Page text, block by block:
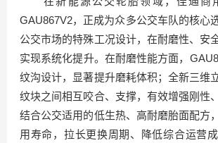
GAU867V2，正成为众多公交车队的核心
公交市场的特殊工况设计，在耐磨性、安
实现系统化提升。在耐磨性能方面，
纹沟设计，显著提升磨耗体积；全新三维
纹块之间相互咬合、支撑，有效增强刚性
结合公交适用的低生热、高耐磨胎面配方
用寿命，拉长更换周期、降低综合运营